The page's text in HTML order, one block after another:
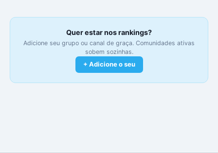
Quer estar nos rankings?
Adicione seu grupo ou canal de graça. Comunidades ativas
sobem sozinhas.
+ Adicione o seu